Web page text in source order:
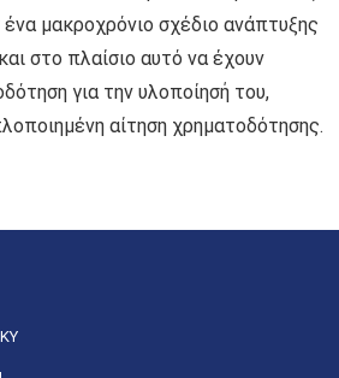
μακροχρόνιο σχέδιο ανάπτυξης
στο πλαίσιο αυτό να έχουν
για την υλοποίησή του,
αίτηση χρηματοδότησης.